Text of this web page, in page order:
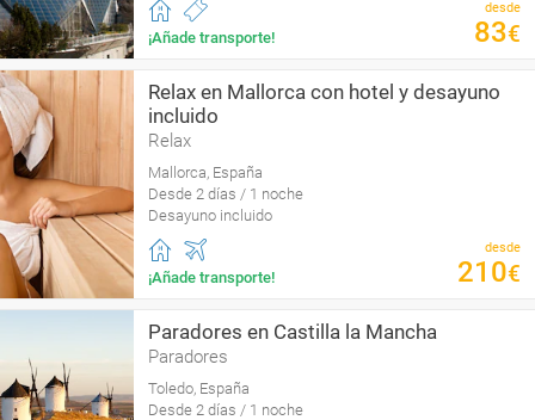
¡Añade transporte!
desde
83€
Relax en Mallorca con hotel y desayuno
incluido
Relax
Mallorca, España
Desde 2 días / 1 noche
Desayuno incluido
¡Añade transporte!
desde
210€
Paradores en Castilla la Mancha
Paradores
Toledo, España
Desde 2 días / 1 noche